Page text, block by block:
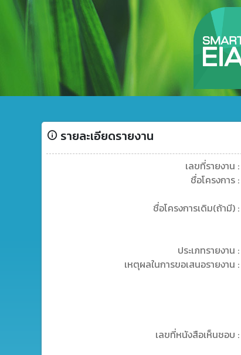
รายละเอียดรายงาน
เลขที่รายงาน :
ชื่อโครงการ :
ชื่อโครงการเดิม(ถ้ามี) :
ประเภทรายงาน :
เหตุผลในการขอเสนอรายงาน :
เลขที่หนังสือเห็นชอบ :